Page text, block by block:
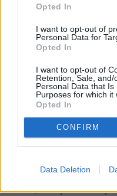
Opted In
I want to opt-out of
Personal Data for
Opted In
I want to opt-out of
Retention, Sale,
Personal Data that
Purposes for which it
Opted In
CONFIRM
Data Deletion
5,58 λίρες, γεγονός
των 6,90 λιρών